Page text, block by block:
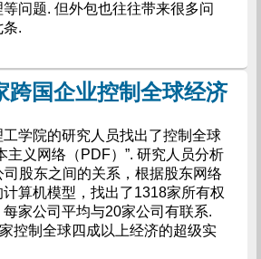
问题. 但外包也往往带来很多问
.
跨国企业控制全球经济
学院的研究人员找出了控制全球
主义网络（PDF）”. 研究人员分析
股东之间的关系，根据股东网络
算机模型，找出了1318家所有权
家公司平均与20家公司有联系.
控制全球四成以上经济的超级实